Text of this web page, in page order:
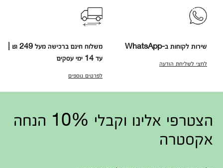
שירות לקוחות ב-WhatsApp
לחצי לשליחת הודעה
משלוח חינם ברכישה מעל 249 ₪ |
עד 14 ימי עסקים
לפרטים נוספים
הצטרפי אלינו וקבלי 10% הנחה
אקסטרה